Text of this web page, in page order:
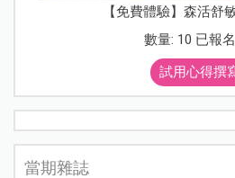
【免費體驗】森活舒
數量: 10 已報
試用心得撰
當期雜誌